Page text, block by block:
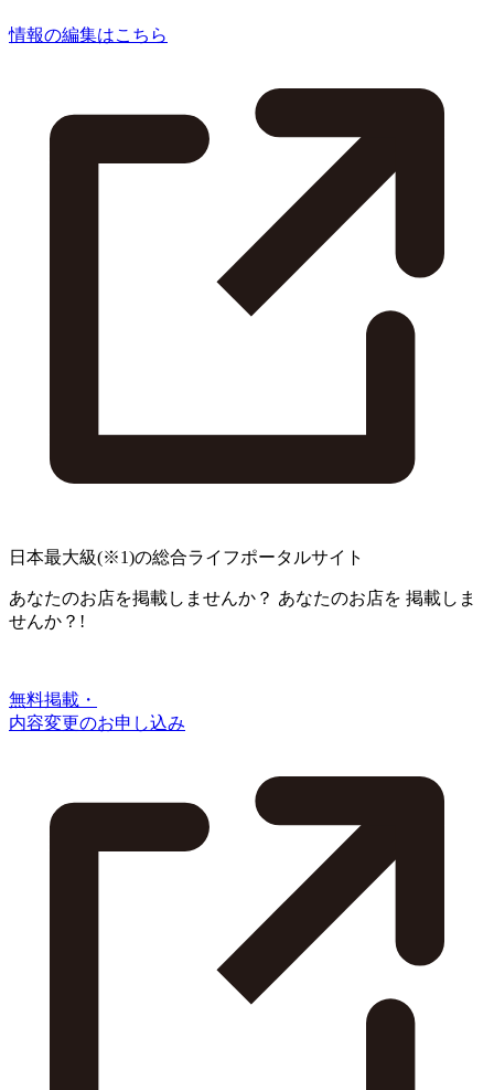
情報の編集はこちら
日本最大級(※1)の総合ライフポータルサイト
あなたのお店を掲載しませんか？ あなたのお店を 掲載しま
せんか？!
無料掲載・
内容変更のお申し込み